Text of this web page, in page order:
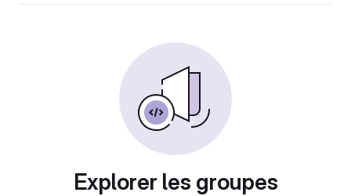
Explorer les groupes